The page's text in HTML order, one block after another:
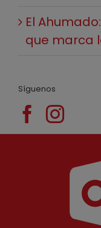
El
que marca
Síguenos